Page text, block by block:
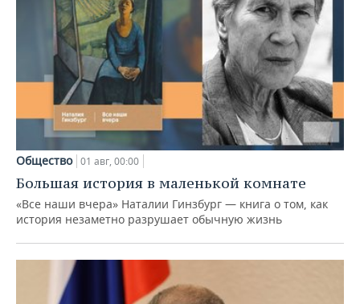
Общество 01 авг, 00:00
Большая история в маленькой комнате
«Все наши вчера» Наталии Гинзбург — книга о том, как
история незаметно разрушает обычную жизнь